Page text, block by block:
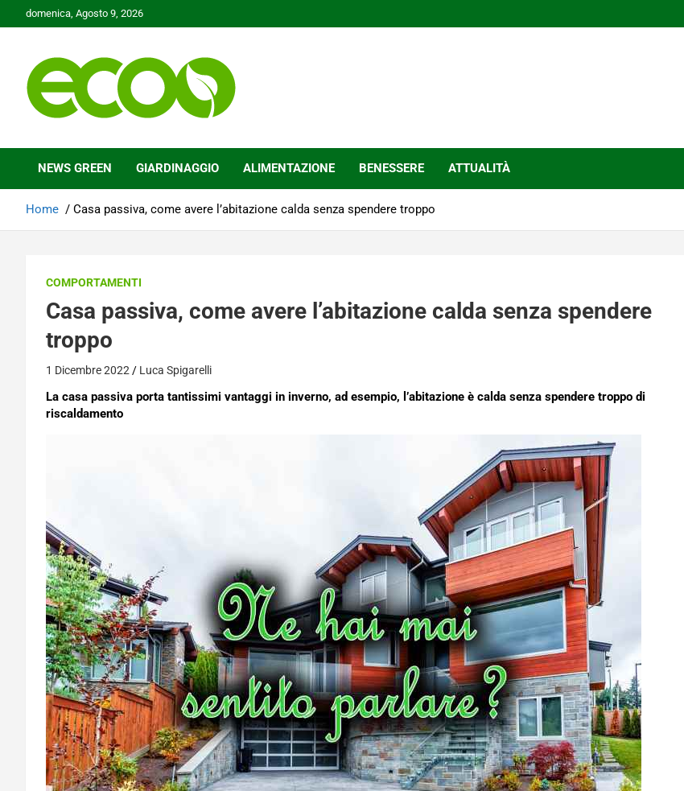
to
domenica, Agosto 9, 2026
Ecoo.it
NEWS GREEN GIARDINAGGIO ALIMENTAZIONE BENESSERE ATTUALITÀ
Home Casa passiva, come avere l’abitazione calda senza spendere troppo
COMPORTAMENTI
Casa passiva, come avere l’abitazione calda senza spendere
troppo
1 Dicembre 2022 Luca Spigarelli
La casa passiva porta tantissimi vantaggi in inverno, ad esempio, l’abitazione è calda senza spendere troppo di
riscaldamento